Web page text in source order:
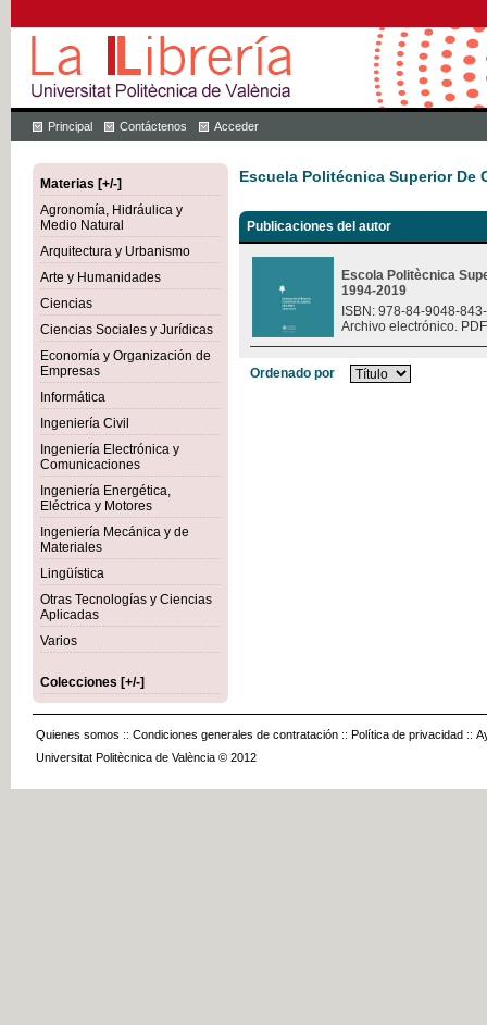
Principal Contáctenos Acceder
Materias [+/-]
Agronomía, Hidráulica y
Medio Natural
Arquitectura y Urbanismo
Arte y Humanidades
Ciencias
Ciencias Sociales y Jurídicas
Economía y Organización de
Empresas
Informática
Ingeniería Civil
Ingeniería Electrónica y
Comunicaciones
Ingeniería Energética,
Eléctrica y Motores
Ingeniería Mecánica y de
Materiales
Lingüística
Otras Tecnologías y Ciencias
Aplicadas
Varios
Colecciones [+/-]
Escuela Politécnica Superior De
Publicaciones del autor
Escola Politècnica
1994-2019
ISBN: 978-84-9048-
Archivo electrónico.
Ordenado por
Quienes somos :: Condiciones generales de contratación :: Política de privacidad ::
Universitat Politècnica de València © 2012